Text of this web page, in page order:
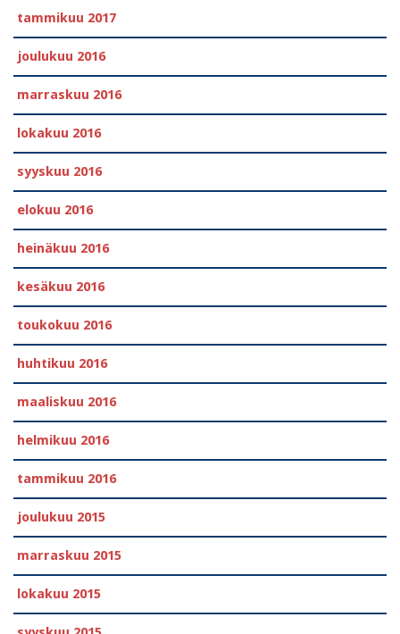
tammikuu 2017
joulukuu 2016
marraskuu 2016
lokakuu 2016
syyskuu 2016
elokuu 2016
heinäkuu 2016
kesäkuu 2016
toukokuu 2016
huhtikuu 2016
maaliskuu 2016
helmikuu 2016
tammikuu 2016
joulukuu 2015
marraskuu 2015
lokakuu 2015